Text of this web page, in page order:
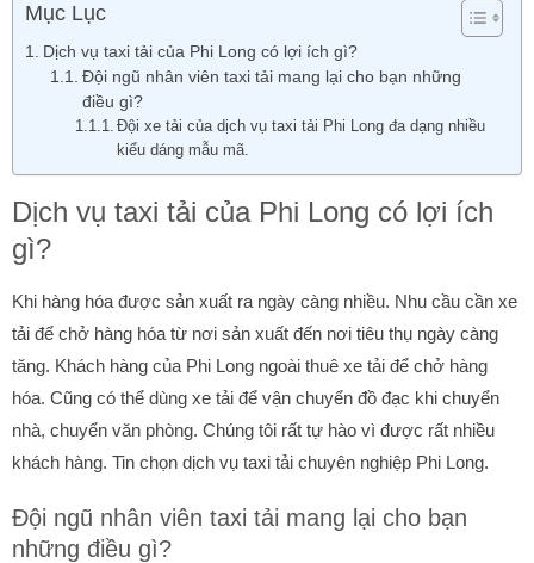
Mục Lục
Dịch vụ taxi tải của Phi Long có lợi ích gì?
Đội ngũ nhân viên taxi tải mang lại cho bạn những
điều gì?
Đội xe tải của dịch vụ taxi tải Phi Long đa dạng nhiều
kiểu dáng mẫu mã.
Dịch vụ taxi tải của Phi Long có lợi ích
gì?
Khi hàng hóa được sản xuất ra ngày càng nhiều. Nhu cầu cần xe
tải để chở hàng hóa từ nơi sản xuất đến nơi tiêu thụ ngày càng
tăng. Khách hàng của Phi Long ngoài thuê xe tải để chở hàng
hóa. Cũng có thể dùng xe tải để vận chuyển đồ đạc khi chuyển
nhà, chuyển văn phòng. Chúng tôi rất tự hào vì được rất nhiều
khách hàng. Tin chọn dịch vụ taxi tải chuyên nghiệp Phi Long.
Đội ngũ nhân viên taxi tải mang lại cho bạn
những điều gì?